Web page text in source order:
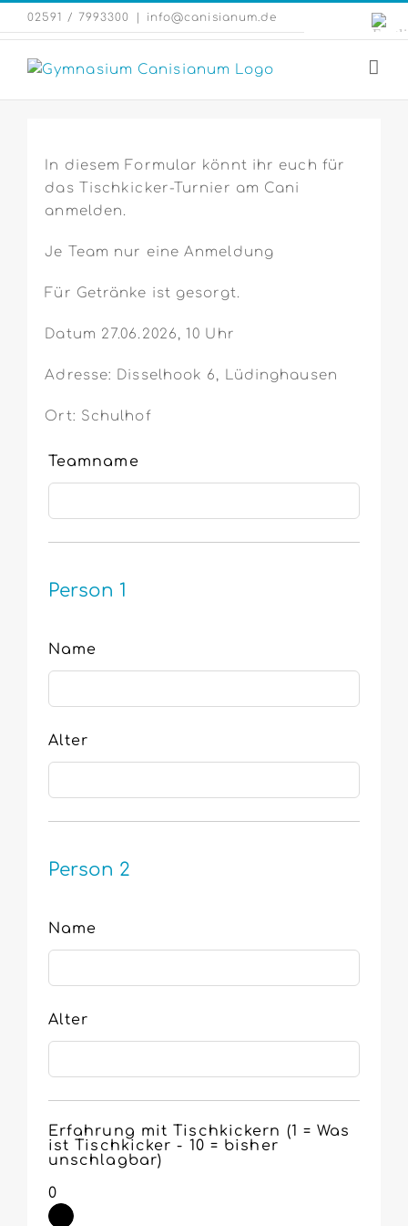
Zum
Inhalt
springen
02591 / 7993300 info@canisianum.de
In diesem Formular könnt ihr euch für
das Tischkicker-Turnier am Cani
anmelden.
Je Team nur eine Anmeldung
Für Getränke ist gesorgt.
Datum 27.06.2026, 10 Uhr
Adresse: Disselhook 6, Lüdinghausen
Ort: Schulhof
Leave
this
Teamname
Person 1
Name
Alter
Person 2
Name
Alter
Erfahrung mit Tischkickern (1 = Was
ist Tischkicker - 10 = bisher
unschlagbar)
0